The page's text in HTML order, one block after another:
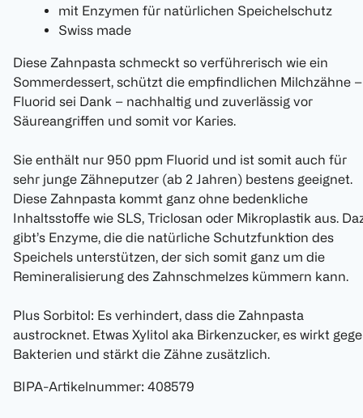
mit Enzymen für natürlichen Speichelschutz
Swiss made
Diese Zahnpasta schmeckt so verführerisch wie ein
Sommerdessert, schützt die empfindlichen Milchzähne –
Fluorid sei Dank – nachhaltig und zuverlässig vor
Säureangriffen und somit vor Karies.
Sie enthält nur 950 ppm Fluorid und ist somit auch für
sehr junge Zähneputzer (ab 2 Jahren) bestens geeignet.
Diese Zahnpasta kommt ganz ohne bedenkliche
Inhaltsstoffe wie SLS, Triclosan oder Mikroplastik aus.
gibt’s Enzyme, die die natürliche Schutzfunktion des
Speichels unterstützen, der sich somit ganz um die
Remineralisierung des Zahnschmelzes kümmern kann.
Plus Sorbitol: Es verhindert, dass die Zahnpasta
austrocknet. Etwas Xylitol aka Birkenzucker, es wirkt
Bakterien und stärkt die Zähne zusätzlich.
BIPA-Artikelnummer: 408579